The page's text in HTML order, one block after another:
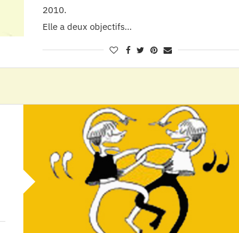
2010.
Elle a deux objectifs…